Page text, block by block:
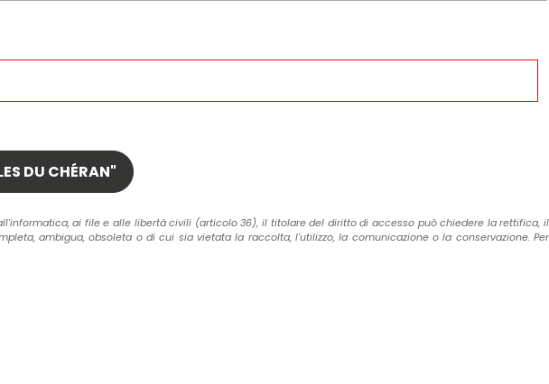
ai file e alle libertà civili (articolo 36), il titolare del diritto di accesso può chiedere la rettifica, il
ambigua, obsoleta o di cui sia vietata la raccolta, l'utilizzo, la comunicazione o la conservazione. Per